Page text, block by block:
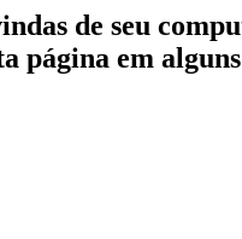
de seu
página em